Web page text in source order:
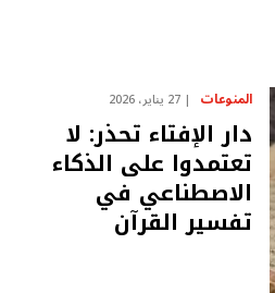
المنوعات 27 يناير، 2026
دار الإفتاء تحذر: لا
تعتمدوا على الذكاء
الاصطناعي في
تفسير القرآن